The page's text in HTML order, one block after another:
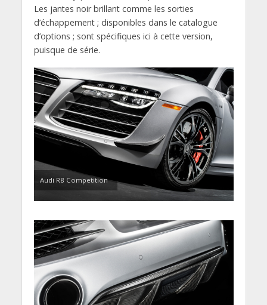
Les jantes noir brillant comme les sorties
d’échappement ; disponibles dans le catalogue
d’options ; sont spécifiques ici à cette version,
puisque de série.
Audi R8 Competition